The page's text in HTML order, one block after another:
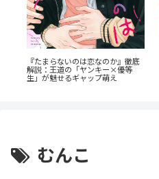
『たまらないのは恋なのか』徹底
解説：王道の「ヤンキー×優等
生」が魅せるギャップ萌え
むんこ